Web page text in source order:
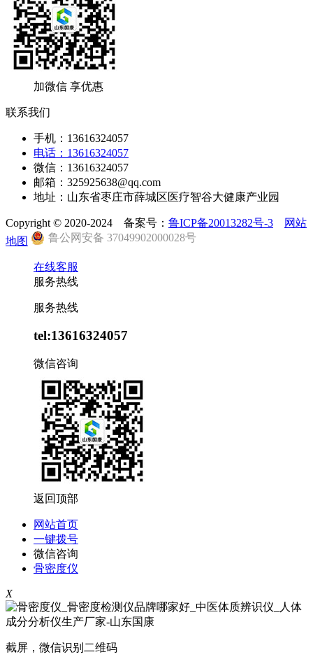
加微信 享优惠
联系我们
手机：13616324057
电话：13616324057
微信：13616324057
邮箱：325925638@qq.com
地址：山东省枣庄市薛城区医疗智谷大健康产业园
Copyright © 2020-2024 备案号： 鲁ICP备20013282号-3
网站
地图
鲁公网安备 37049902000028号
在线客服
服务热线
服务热线
tel:13616324057
微信咨询
返回顶部
网站首页
一键拨号
微信咨询
骨密度仪
X
截屏，微信识别二维码